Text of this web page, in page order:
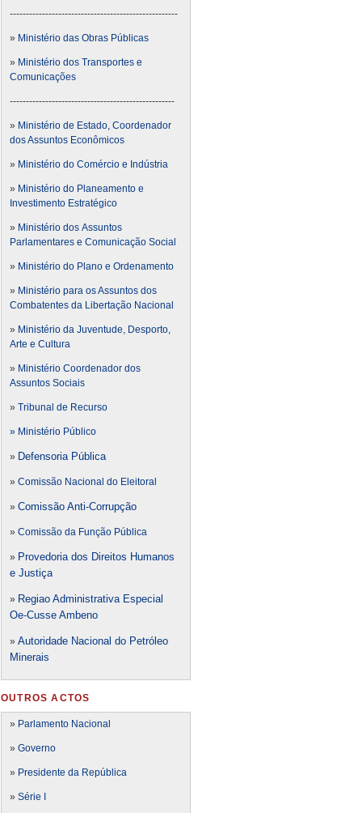
----------------------------------------------------
» Ministério das Obras Públicas
» Ministério dos Transportes e
Comunicações
---------------------------------------------------
» Ministério de Estado, Coordenador
dos Assuntos Econômicos
» Ministério do Comércio e Indústria
» Ministério do Planeamento e
Investimento Estratégico
» Ministério dos Assuntos
Parlamentares e Comunicação Social
» Ministério do Plano e Ordenamento
» Ministério para os Assuntos dos
Combatentes da Libertação Nacional
» Ministério da Juventude, Desporto,
Arte e Cultura
» Ministério Coordenador dos
Assuntos Sociais
» Tribunal de Recurso
» Ministério Público
» Defensoria Pública
» Comissão Nacional do Eleitoral
» Comissão Anti-Corrupção
» Comissão da Função Pública
» Provedoria dos Direitos Humanos
e Justiça
» Regiao Administrativa Especial
Oe-Cusse Ambeno
» Autoridade Nacional do Petróleo
Minerais
OUTROS ACTOS
» Parlamento Nacional
» Governo
» Presidente da República
» Série I